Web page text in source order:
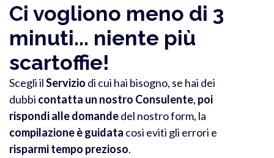
Ci vogliono meno di 3
minuti... niente più
scartoffie!
Scegli ilServizio di cui hai bisogno, se hai dei
dubbi contatta un nostro Consulente, poi
rispondi alle domandedel nostro form, la
compilazione è guidata cosi eviti gli errori e
risparmi tempo prezioso.